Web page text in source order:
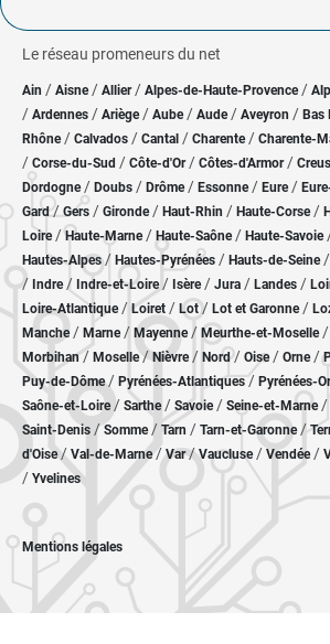
Le réseau promeneurs du net
Ain / Aisne/ Allier/ Alpes-de-Haute-Provence /
/ Ardennes / Ariège/ Aube/ Aude / Aveyron / Bas
Rhône/ Calvados / Cantal / Charente / Charente-
/ Corse-du-Sud / Côte-d'Or / Côtes-d'Armor/
Dordogne/ Doubs / Drôme/ Essonne / Eure/
Gard/Gers / Gironde/ Haut-Rhin / Haute-Corse/
Loire/Haute-Marne/ Haute-Saône/ Haute-Savoie
Hautes-Alpes/ Hautes-Pyrénées / Hauts-de-Seine/
/ Indre/ Indre-et-Loire/ Isère/ Jura / Landes /
Loire-Atlantique/ Loiret / Lot/ Lot et Garonne/
Manche/ Marne/ Mayenne/ Meurthe-et-Moselle/
Morbihan/ Moselle/ Nièvre / Nord/ Oise / Orne/
Puy-de-Dôme/ Pyrénées-Atlantiques / Pyrénées-
Saône-et-Loire/ Sarthe/ Savoie/ Seine-et-Marne/
Saint-Denis /Somme/ Tarn / Tarn-et-Garonne/
d'Oise/ Val-de-Marne/Var/Vaucluse/ Vendée/
/ Yvelines
Mentions légales